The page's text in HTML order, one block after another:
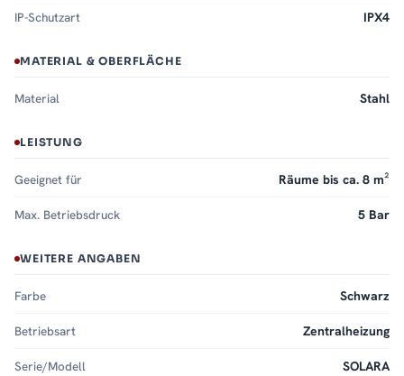
IP-Schutzart IPX4
MATERIAL & OBERFLÄCHE
Material Stahl
LEISTUNG
Geeignet für Räume bis ca. 8 m²
Max. Betriebsdruck 5 Bar
WEITERE ANGABEN
Farbe Schwarz
Betriebsart Zentralheizung
Serie/Modell SOLARA